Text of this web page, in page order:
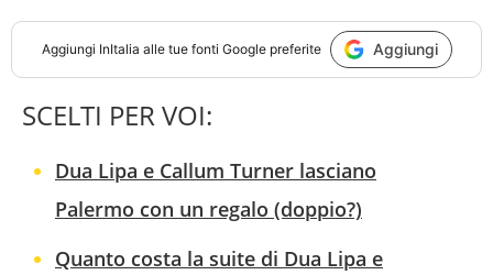
Aggiungi InItalia alle tue fonti Google preferite Aggiungi
SCELTI PER VOI:
Dua Lipa e Callum Turner lasciano
Palermo con un regalo (doppio?)
Quanto costa la suite di Dua Lipa e